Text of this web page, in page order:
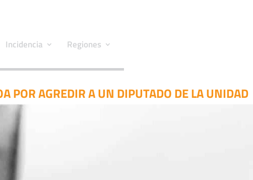
Incidencia Regiones
POR AGREDIR A UN DIPUTADO DE LA UNIDAD